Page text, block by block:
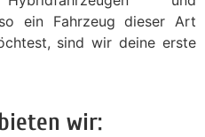
ein Fahrzeug dieser Art
sind wir deine erste
wir: